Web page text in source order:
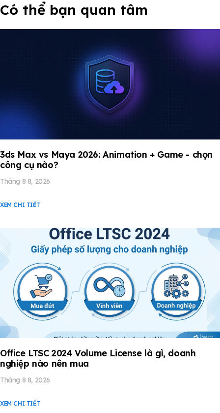
Có thể bạn quan tâm
3ds Max vs Maya 2026: Animation + Game - chọn
công cụ nào?
Tháng 8 8, 2026
XEM CHI TIẾT
Office LTSC 2024 Volume License là gì, doanh
nghiệp nào nên mua
Tháng 8 8, 2026
XEM CHI TIẾT